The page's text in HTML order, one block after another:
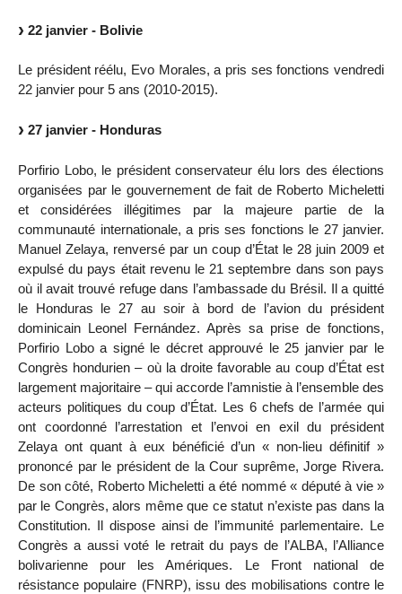
22 janvier - Bolivie
Le président réélu, Evo Morales, a pris ses fonctions vendredi
22 janvier pour 5 ans (2010-2015).
27 janvier - Honduras
Porfirio Lobo, le président conservateur élu lors des élections
organisées par le gouvernement de fait de Roberto Micheletti
et considérées illégitimes par la majeure partie de la
communauté internationale, a pris ses fonctions le 27 janvier.
Manuel Zelaya, renversé par un coup d’État le 28 juin 2009 et
expulsé du pays était revenu le 21 septembre dans son pays
où il avait trouvé refuge dans l’ambassade du Brésil. Il a quitté
le Honduras le 27 au soir à bord de l’avion du président
dominicain Leonel Fernández. Après sa prise de fonctions,
Porfirio Lobo a signé le décret approuvé le 25 janvier par le
Congrès hondurien – où la droite favorable au coup d’État est
largement majoritaire – qui accorde l’amnistie à l’ensemble des
acteurs politiques du coup d’État. Les 6 chefs de l’armée qui
ont coordonné l’arrestation et l’envoi en exil du président
Zelaya ont quant à eux bénéficié d’un « non-lieu définitif »
prononcé par le président de la Cour suprême, Jorge Rivera.
De son côté, Roberto Micheletti a été nommé « député à vie »
par le Congrès, alors même que ce statut n’existe pas dans la
Constitution. Il dispose ainsi de l’immunité parlementaire. Le
Congrès a aussi voté le retrait du pays de l’ALBA, l’Alliance
bolivarienne pour les Amériques. Le Front national de
résistance populaire (FNRP), issu des mobilisations contre le